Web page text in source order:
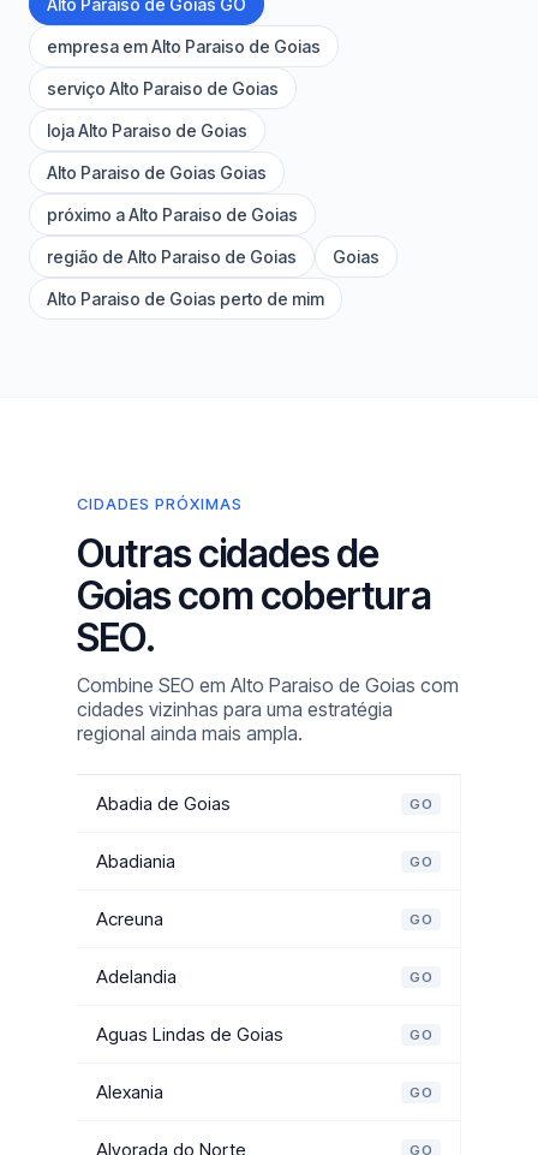
Alto Paraiso de Goias GO
empresa em Alto Paraiso de Goias
serviço Alto Paraiso de Goias
loja Alto Paraiso de Goias
Alto Paraiso de Goias Goias
próximo a Alto Paraiso de Goias
região de Alto Paraiso de Goias Goias
Alto Paraiso de Goias perto de mim
CIDADES PRÓXIMAS
Outras cidades de
Goias com cobertura
SEO.
Combine SEO em Alto Paraiso de Goias com
cidades vizinhas para uma estratégia
regional ainda mais ampla.
Abadia de Goias GO
Abadiania GO
Acreuna GO
Adelandia GO
Aguas Lindas de Goias GO
Alexania GO
Alvorada do Norte GO